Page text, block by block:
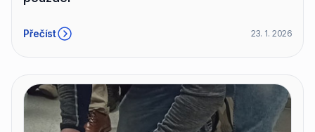
Přečíst 23. 1. 2026